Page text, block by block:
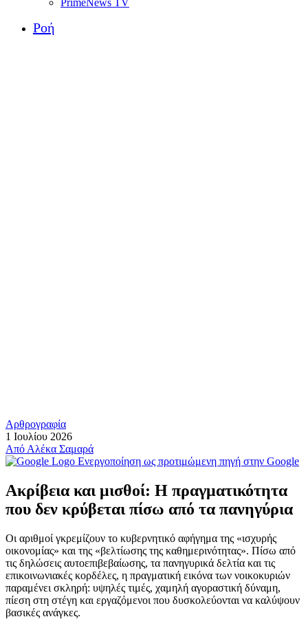
PrimeNews TV
Ροή
Αρθρογραφία
1 Ιουλίου 2026
Από Αλέκα Σαμαρά
Ενεργοποίηση ως προτιμώμενη πηγή στην Google
Ακρίβεια και μισθοί: Η πραγματικότητα
που δεν κρύβεται πίσω από τα πανηγύρια
Οι αριθμοί γκρεμίζουν το κυβερνητικό αφήγημα της «ισχυρής
οικονομίας» και της «βελτίωσης της καθημερινότητας». Πίσω από
τις δηλώσεις αυτοεπιβεβαίωσης, τα πανηγυρικά δελτία και τις
επικοινωνιακές κορδέλες, η πραγματική εικόνα των νοικοκυριών
παραμένει σκληρή: υψηλές τιμές, χαμηλή αγοραστική δύναμη,
πίεση στη στέγη και εργαζόμενοι που δυσκολεύονται να καλύψουν
βασικές ανάγκες.